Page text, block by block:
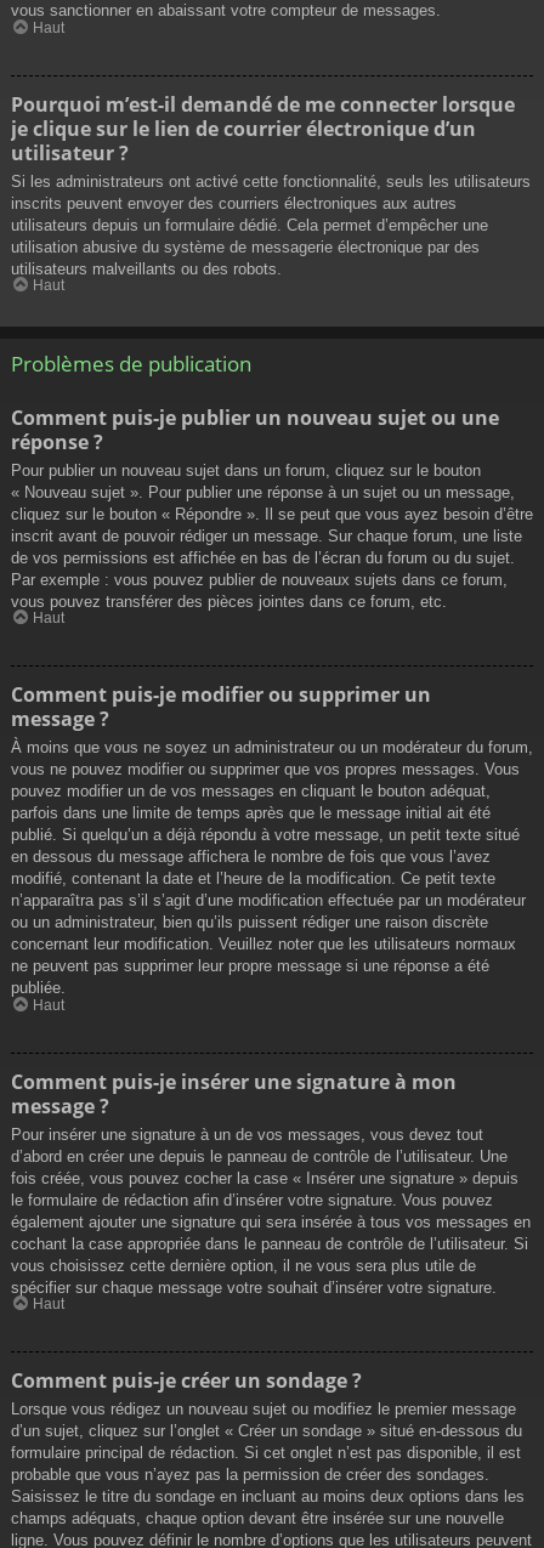
vous sanctionner en abaissant votre compteur de messages.
Haut
Pourquoi m’est-il demandé de me connecter lorsque
je clique sur le lien de courrier électronique d’un
utilisateur ?
Si les administrateurs ont activé cette fonctionnalité, seuls les utilisateurs
inscrits peuvent envoyer des courriers électroniques aux autres
utilisateurs depuis un formulaire dédié. Cela permet d’empêcher une
utilisation abusive du système de messagerie électronique par des
utilisateurs malveillants ou des robots.
Haut
Problèmes de publication
Comment puis-je publier un nouveau sujet ou une
réponse ?
Pour publier un nouveau sujet dans un forum, cliquez sur le bouton
« Nouveau sujet ». Pour publier une réponse à un sujet ou un message,
cliquez sur le bouton « Répondre ». Il se peut que vous ayez besoin d’être
inscrit avant de pouvoir rédiger un message. Sur chaque forum, une liste
de vos permissions est affichée en bas de l’écran du forum ou du sujet.
Par exemple : vous pouvez publier de nouveaux sujets dans ce forum,
vous pouvez transférer des pièces jointes dans ce forum, etc.
Haut
Comment puis-je modifier ou supprimer un
message ?
À moins que vous ne soyez un administrateur ou un modérateur du forum,
vous ne pouvez modifier ou supprimer que vos propres messages. Vous
pouvez modifier un de vos messages en cliquant le bouton adéquat,
parfois dans une limite de temps après que le message initial ait été
publié. Si quelqu’un a déjà répondu à votre message, un petit texte situé
en dessous du message affichera le nombre de fois que vous l’avez
modifié, contenant la date et l’heure de la modification. Ce petit texte
n’apparaîtra pas s’il s’agit d’une modification effectuée par un modérateur
ou un administrateur, bien qu’ils puissent rédiger une raison discrète
concernant leur modification. Veuillez noter que les utilisateurs normaux
ne peuvent pas supprimer leur propre message si une réponse a été
publiée.
Haut
Comment puis-je insérer une signature à mon
message ?
Pour insérer une signature à un de vos messages, vous devez tout
d’abord en créer une depuis le panneau de contrôle de l’utilisateur. Une
fois créée, vous pouvez cocher la case « Insérer une signature » depuis
le formulaire de rédaction afin d’insérer votre signature. Vous pouvez
également ajouter une signature qui sera insérée à tous vos messages en
cochant la case appropriée dans le panneau de contrôle de l’utilisateur. Si
vous choisissez cette dernière option, il ne vous sera plus utile de
spécifier sur chaque message votre souhait d’insérer votre signature.
Haut
Comment puis-je créer un sondage ?
Lorsque vous rédigez un nouveau sujet ou modifiez le premier message
d’un sujet, cliquez sur l’onglet « Créer un sondage » situé en-dessous du
formulaire principal de rédaction. Si cet onglet n’est pas disponible, il est
probable que vous n’ayez pas la permission de créer des sondages.
Saisissez le titre du sondage en incluant au moins deux options dans les
champs adéquats, chaque option devant être insérée sur une nouvelle
ligne. Vous pouvez définir le nombre d’options que les utilisateurs peuvent